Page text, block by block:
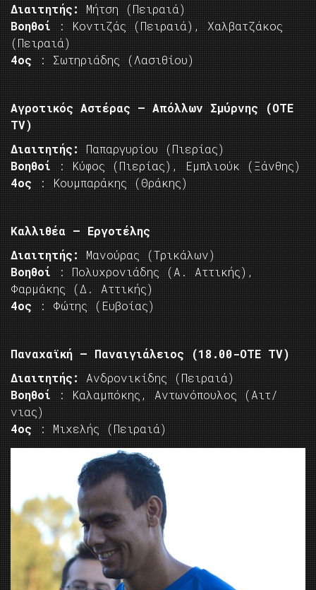
Διαιτητής:
Μήτση (Πειραιά)
Βοηθοί : Κοντιζάς (Πειραιά), Χαλβατζάκος
(Πειραιά)
4ος : Σωτηριάδης (Λασιθίου)
Αγροτικός Αστέρας – Απόλλων Σμύρνης (ΟΤΕ
TV)
Διαιτητής:
Παπαργυρίου (Πιερίας)
Βοηθοί : Κύφος (Πιερίας), Εμπλιούκ (Ξάνθης)
4ος : Κουμπαράκης (Θράκης)
Καλλιθέα – Εργοτέλης
Διαιτητής:
Μανούρας (Τρικάλων)
Βοηθοί : Πολυχρονιάδης (Α. Αττικής),
Φαρμάκης (Δ. Αττικής)
4ος : Φώτης (Ευβοίας)
Παναχαϊκή – Παναιγιάλειος (18.00-ΟΤΕ TV)
Διαιτητής:
Ανδρονικίδης (Πειραιά)
Βοηθοί : Καλαμπόκης, Αντωνόπουλος (Αιτ/
νιας)
4ος : Μιχελής (Πειραιά)